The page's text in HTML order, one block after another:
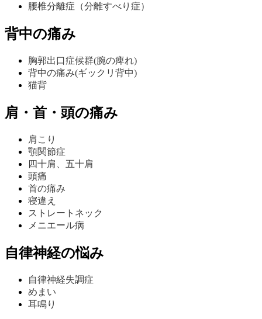
腰椎分離症（分離すべり症）
背中の痛み
胸郭出口症候群(腕の痺れ)
背中の痛み(ギックリ背中)
猫背
肩・首・頭の痛み
肩こり
顎関節症
四十肩、五十肩
頭痛
首の痛み
寝違え
ストレートネック
メニエール病
自律神経の悩み
自律神経失調症
めまい
耳鳴り